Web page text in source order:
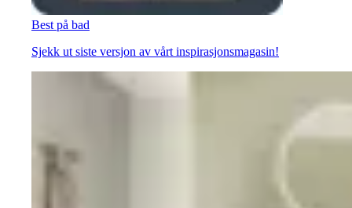
Best på bad
Sjekk ut siste versjon av vårt inspirasjonsmagasin!